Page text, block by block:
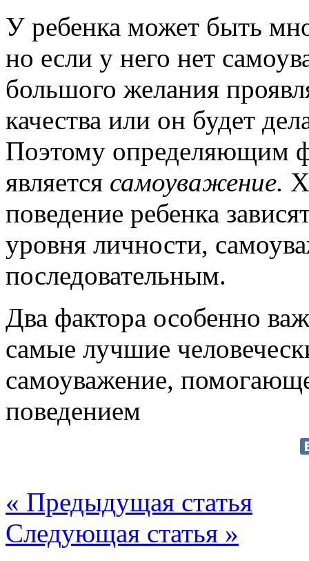
У ребенка может быть
но если у него нет
большого желания
качества или он будет
Поэтому определяющим
является самоуважение.
поведение ребенка
уровня личности,
последовательным.
Два фактора особенно
самые лучшие
самоуважение,
поведением
« Предыдущая статья
Следующая статья »